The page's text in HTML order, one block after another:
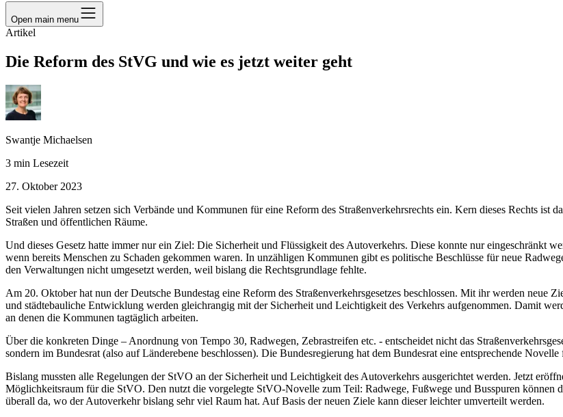
Open main menu
Artikel
Die Reform des StVG und wie es jetzt weiter geht
Swantje Michaelsen
3 min Lesezeit
27. Oktober 2023
Seit vielen Jahren setzen sich Verbände und Kommunen für eine Reform des Straßenverkehrsrechts ein. Kern dieses Rechts ist
Straßen und öffentlichen Räume.
Und dieses Gesetz hatte immer nur ein Ziel: Die Sicherheit und Flüssigkeit des Autoverkehrs. Diese konnte nur eingeschränkt
wenn bereits Menschen zu Schaden gekommen waren. In unzähligen Kommunen gibt es politische Beschlüsse für neue
den Verwaltungen nicht umgesetzt werden, weil bislang die Rechtsgrundlage fehlte.
Am 20. Oktober hat nun der Deutsche Bundestag eine Reform des Straßenverkehrsgesetzes beschlossen. Mit ihr werden neue
und städtebauliche Entwicklung werden gleichrangig mit der Sicherheit und Leichtigkeit des Verkehrs aufgenommen. Damit
an denen die Kommunen tagtäglich arbeiten.
Über die konkreten Dinge – Anordnung von Tempo 30, Radwegen, Zebrastreifen etc. - entscheidet nicht das
sondern im Bundesrat (also auf Länderebene beschlossen). Die Bundesregierung hat dem Bundesrat eine entsprechende
Bislang mussten alle Regelungen der StVO an der Sicherheit und Leichtigkeit des Autoverkehrs ausgerichtet werden. Jetzt
Möglichkeitsraum für die StVO. Den nutzt die vorgelegte StVO-Novelle zum Teil: Radwege, Fußwege und Busspuren können
überall da, wo der Autoverkehr bislang sehr viel Raum hat. Auf Basis der neuen Ziele kann dieser leichter umverteilt werden.